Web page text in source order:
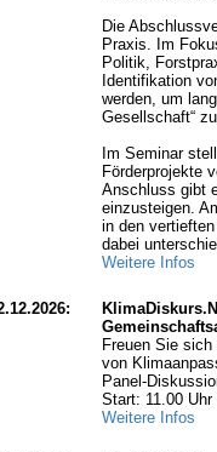
Die
Praxis. Im
Politik,
Identifikation
werden, um
Gesellschaft“
Im Seminar
Förderprojekte
Anschluss gibt
einzusteigen.
in den
dabei
Weitere Infos
Freuen Sie
von
Panel-
Start: 11.00
Weitere Infos